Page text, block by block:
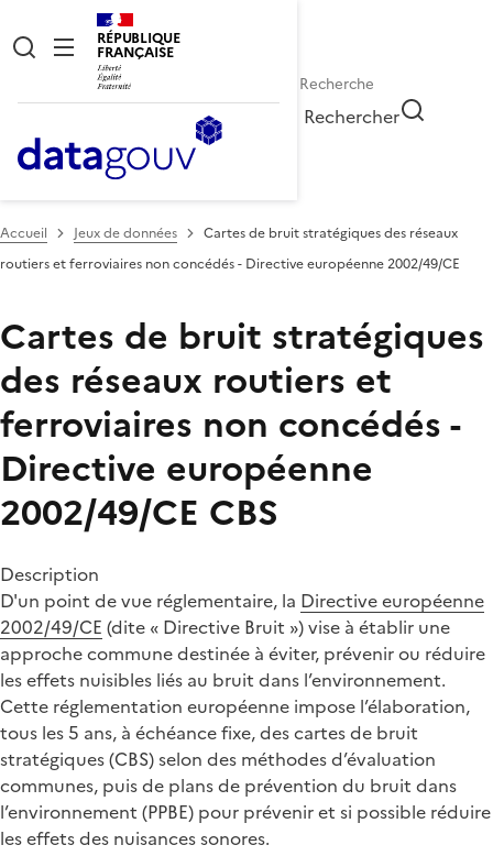
RÉPUBLIQUE
FRANÇAISE
Rechercher
Accueil Jeux de données
Cartes de bruit stratégiques des réseaux
routiers et ferroviaires non concédés - Directive européenne 2002/49/CE
Cartes de bruit stratégiques
des réseaux routiers et
ferroviaires non concédés -
Directive européenne
2002/49/CE CBS
Description
D'un point de vue réglementaire, la Directive européenne
2002/49/CE (dite « Directive Bruit ») vise à établir une
approche commune destinée à éviter, prévenir ou réduire
les effets nuisibles liés au bruit dans l’environnement.
Cette réglementation européenne impose l’élaboration,
tous les 5 ans, à échéance fixe, des cartes de bruit
stratégiques (CBS) selon des méthodes d’évaluation
communes, puis de plans de prévention du bruit dans
l’environnement (PPBE) pour prévenir et si possible réduire
les effets des nuisances sonores.